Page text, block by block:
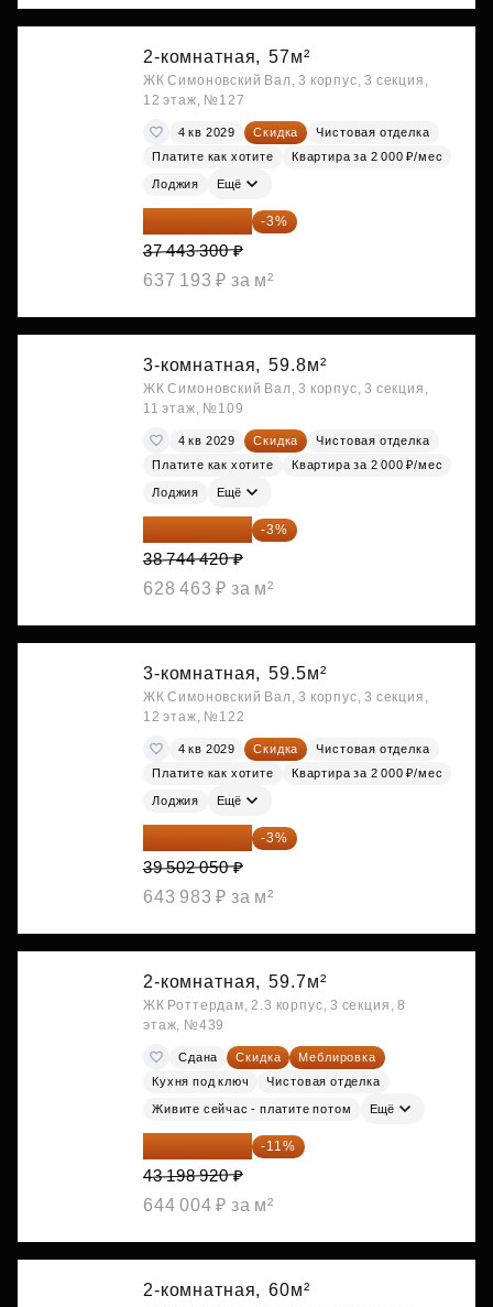
2-комнатная, 57м²
ЖК Симоновский Вал, 3 корпус, 3 секция,
12 этаж, №127
4 кв 2029 Скидка
Чистовая отделка
Платите как хотите
Квартира за 2 000 ₽/мес
Лоджия Ещё
36 320 001 ₽ -3%
37 443 300 ₽
637 193 ₽ за м²
3-комнатная, 59.8м²
ЖК Симоновский Вал, 3 корпус, 3 секция,
11 этаж, №109
4 кв 2029 Скидка
Чистовая отделка
Платите как хотите
Квартира за 2 000 ₽/мес
Лоджия Ещё
37 582 087 ₽ -3%
38 744 420 ₽
628 463 ₽ за м²
3-комнатная, 59.5м²
ЖК Симоновский Вал, 3 корпус, 3 секция,
12 этаж, №122
4 кв 2029 Скидка
Чистовая отделка
Платите как хотите
Квартира за 2 000 ₽/мес
Лоджия Ещё
38 316 989 ₽ -3%
39 502 050 ₽
643 983 ₽ за м²
2-комнатная, 59.7м²
ЖК Роттердам, 2.3 корпус, 3 секция, 8
этаж, №439
Сдана Скидка
Меблировка
Кухня под ключ
Чистовая отделка
Живите сейчас - платите потом Ещё
38 447 039 ₽ -11%
43 198 920 ₽
644 004 ₽ за м²
2-комнатная, 60м²